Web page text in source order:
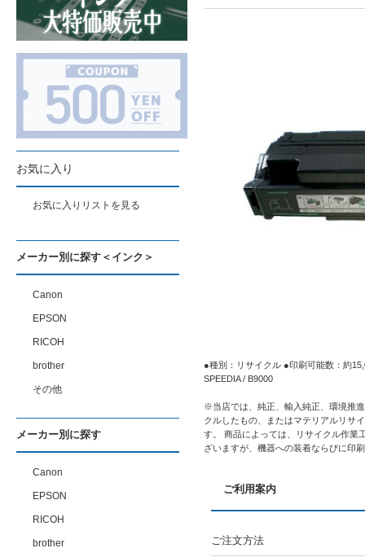
●種別：リサイクル ●印刷可能数：約
SPEEDIA / B9000
※当店では、純正、輸入純正、環境推
クルしたもの、またはマテリアルリサ
す。 商品によっては、リサイクル作業
ざいますが、機器への装着ならびに印
ご利用案内
ご注文方法
お気に入り
お気に入りリストを見る
メーカー別に探す＜インク＞
Canon
EPSON
RICOH
brother
その他
メーカー別に探す
Canon
EPSON
RICOH
brother